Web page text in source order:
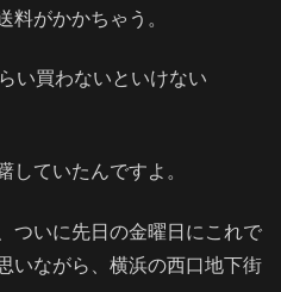
料がかかちゃう。
い買わないといけない
していたんですよ。
ついに先日の金曜日にこれで
いながら、横浜の西口地下街